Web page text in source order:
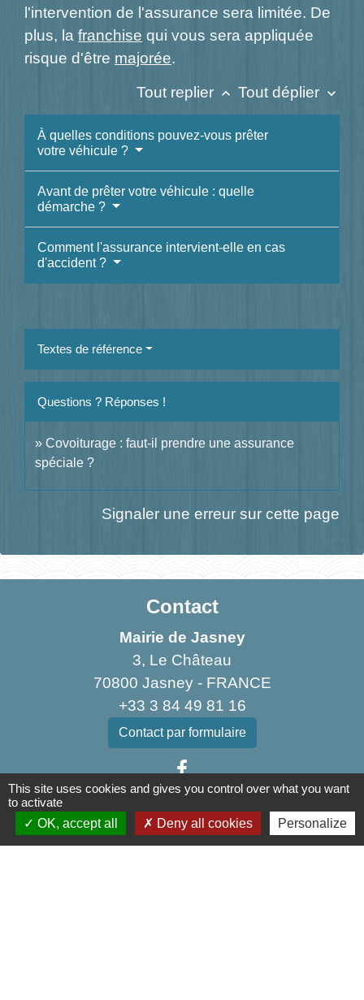
l'intervention de l'assurance sera limitée. De
plus, la franchise qui vous sera appliquée
risque d'être majorée.
Tout replier keyboard_arrow_up Tout déplier keyboard_arrow_down
À quelles conditions pouvez-vous prêter
votre véhicule ?
Avant de prêter votre véhicule : quelle
démarche ?
Comment l'assurance intervient-elle en cas
d'accident ?
Textes de référence
Questions ? Réponses !
Covoiturage : faut-il prendre une assurance
spéciale ?
Signaler une erreur sur cette page
Contact
Mairie de Jasney
3, Le Château
70800 Jasney - FRANCE
+33 3 84 49 81 16
Contact par formulaire
Liens
This site uses cookies and gives you control over what you want
to activate
OK, accept all
Deny all cookies Personalize